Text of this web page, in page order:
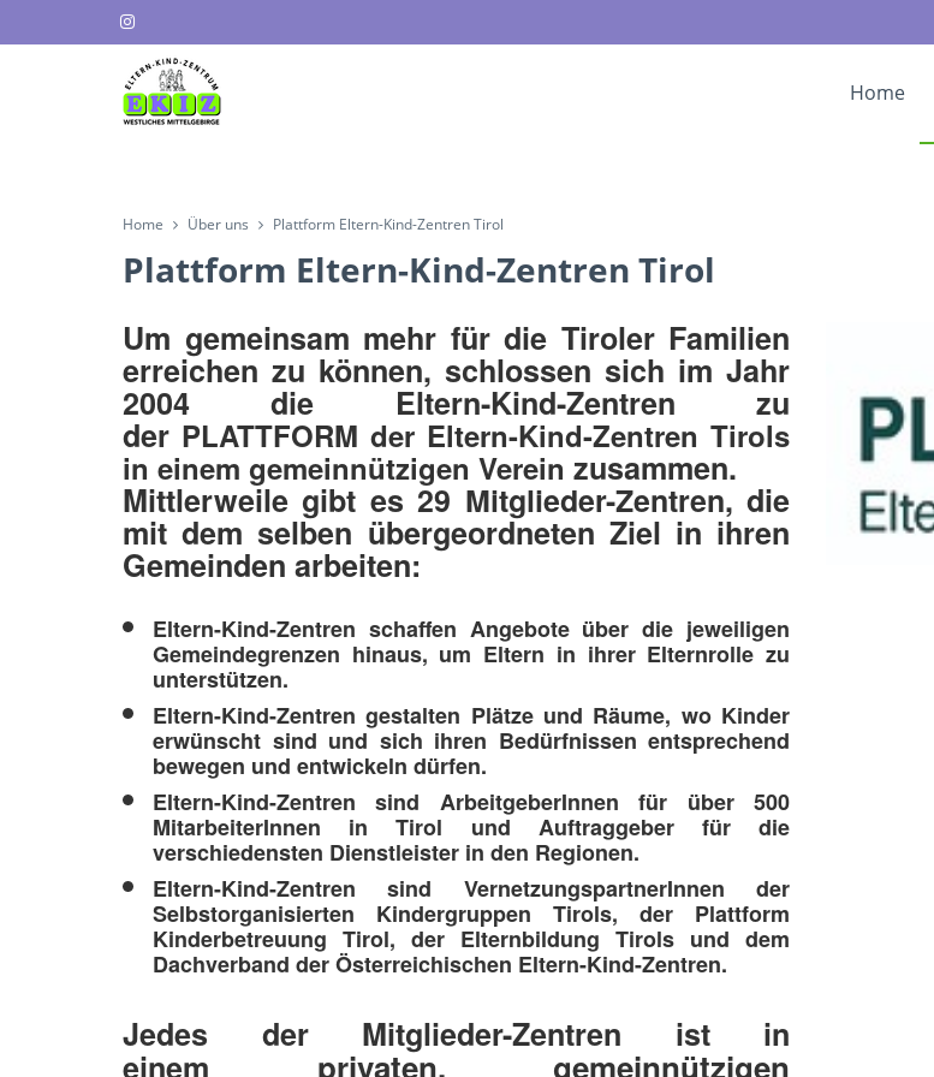
Home
Home Über uns Plattform Eltern-Kind-Zentren Tirol
Plattform Eltern-Kind-Zentren Tirol
Um gemeinsam mehr für die Tiroler Familien
erreichen zu können, schlossen sich im Jahr
2004 die Eltern-Kind-Zentren zu
der PLATTFORM der Eltern-Kind-Zentren Tirols
in einem gemeinnützigen Verein zusammen.
Mittlerweile gibt es29 Mitglieder-Zentren, die
mit dem selben übergeordneten Ziel in ihren
Gemeinden arbeiten:
Eltern-Kind-Zentren schaffen Angebote über die jeweiligen
Gemeindegrenzen hinaus, um Eltern in ihrer Elternrolle zu
unterstützen.
Eltern-Kind-Zentren gestalten Plätze und Räume, wo Kinder
erwünscht sind und sich ihren Bedürfnissen entsprechend
bewegen und entwickeln dürfen.
Eltern-Kind-Zentren sind ArbeitgeberInnen für über 500
MitarbeiterInnen in Tirol und Auftraggeber für die
verschiedensten Dienstleister in den Regionen.
Eltern-Kind-Zentren sind VernetzungspartnerInnen der
Selbstorganisierten Kindergruppen Tirols, der Plattform
Kinderbetreuung Tirol, der Elternbildung Tirols und dem
Dachverband der Österreichischen Eltern-Kind-Zentren.
Jedes der Mitglieder-Zentren ist in
einem privaten, gemeinnützigen